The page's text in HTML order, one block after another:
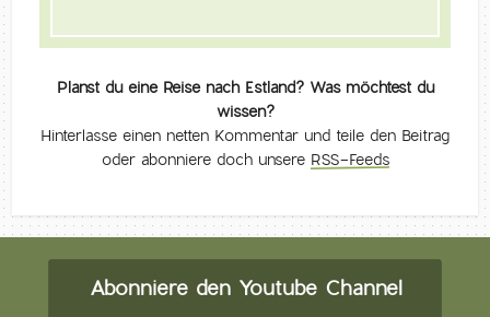
Planst du eine Reise nach Estland? Was möchtest du
wissen?
Hinterlasse einen netten Kommentar und teile den Beitrag
oder abonniere doch unsere RSS-Feeds
Abonniere den Youtube Channel